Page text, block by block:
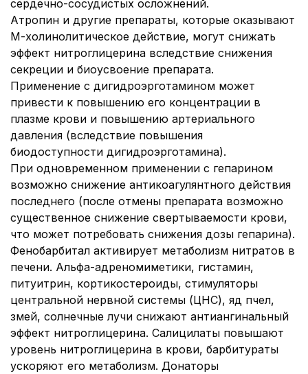
сердечно-сосудистых осложнений.
Атропин и другие препараты, которые оказывают
М-холинолитическое действие, могут снижать
эффект нитроглицерина вследствие снижения
секреции и биоусвоение препарата.
Применение с дигидроэрготамином может
привести к повышению его концентрации в
плазме крови и повышению артериального
давления (вследствие повышения
биодоступности дигидроэрготамина).
При одновременном применении с гепарином
возможно снижение антикоагулянтного действия
последнего (после отмены препарата возможно
существенное снижение свертываемости крови,
что может потребовать снижения дозы гепарина).
Фенобарбитал активирует метаболизм нитратов в
печени. Альфа-адреномиметики, гистамин,
питуитрин, кортикостероиды, стимуляторы
центральной нервной системы (ЦНС), яд пчел,
змей, солнечные лучи снижают антиангинальный
эффект нитроглицерина. Салицилаты повышают
уровень нитроглицерина в крови, барбитураты
ускоряют его метаболизм. Донаторы